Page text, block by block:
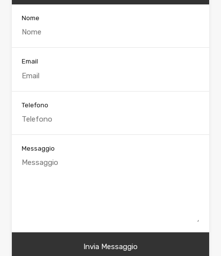
Nome
Email
Telefono
Messaggio